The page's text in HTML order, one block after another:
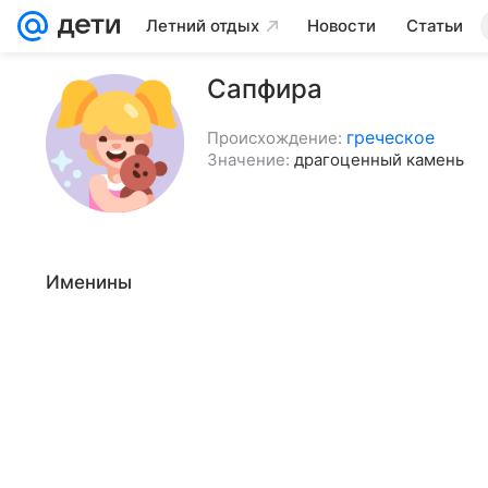
Летний отдых Новости Статьи
Сапфира
Происхождение: греческое
Значение: драгоценный камень
Именины